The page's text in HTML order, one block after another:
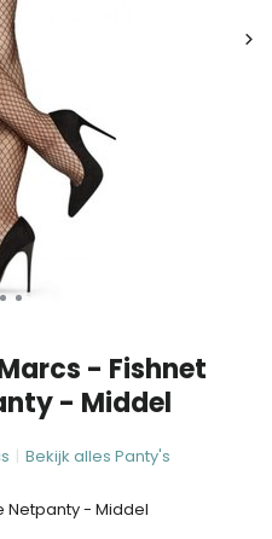
- Fishnet
- Middel
Bekijk alles Panty's
Netpanty - Middel